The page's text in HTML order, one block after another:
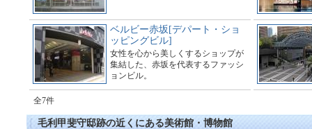
ベルビー赤坂[デパート・ショ
ッピングビル]
女性を心から美しくするショップが
集結した、赤坂を代表するファッシ
ョンビル。
全7件
毛利甲斐守邸跡の近くにある美術館・博物館